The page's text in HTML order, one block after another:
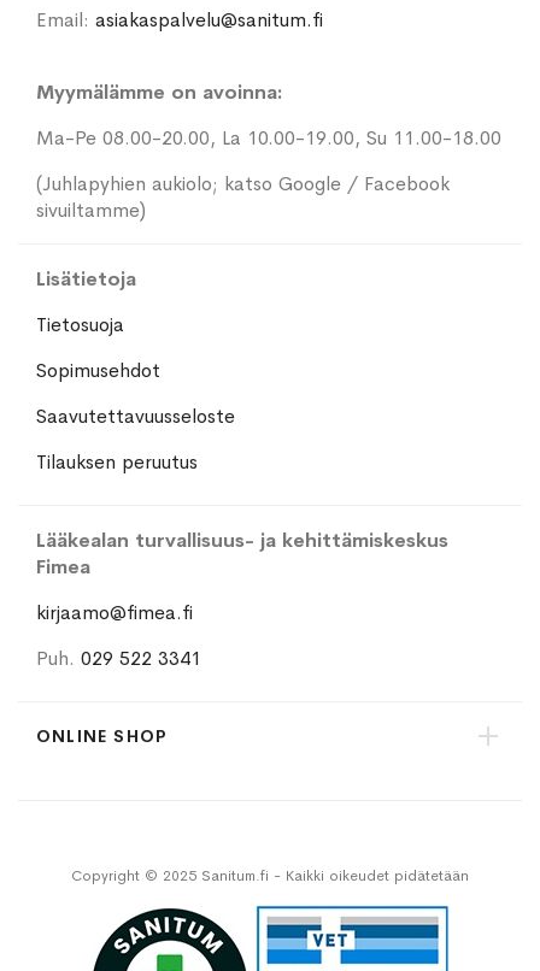
Email: asiakaspalvelu@sanitum.fi
Myymälämme on avoinna:
Ma-Pe 08.00-20.00, La 10.00-19.00, Su 11.00-18.00
(Juhlapyhien aukiolo; katso Google / Facebook
sivuiltamme)
Lisätietoja
Tietosuoja
Sopimusehdot
Saavutettavuusseloste
Tilauksen peruutus
Lääkealan turvallisuus- ja kehittämiskeskus
Fimea
kirjaamo@fimea.fi
Puh. 029 522 3341
ONLINE SHOP
Copyright © 2025 Sanitum.fi - Kaikki oikeudet pidätetään